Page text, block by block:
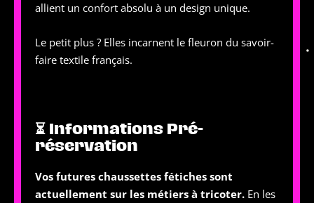
allient un confort absolu à un design unique.
Le petit plus ? Elles incarnent le fleuron du savoir-
faire textile français.
⏳ Informations Pré-
réservation
Vos futures chaussettes fétiches sont
actuellement sur les métiers à tricoter. En les